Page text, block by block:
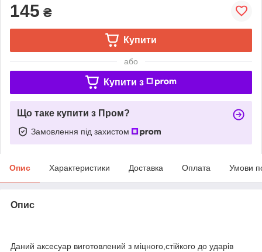
145 ₴
Купити
або
Купити з
Що таке купити з Пром?
Замовлення під захистом
Опис Характеристики Доставка Оплата Умови
Опис
Даний аксесуар виготовлений з міцного,стійкого до ударів